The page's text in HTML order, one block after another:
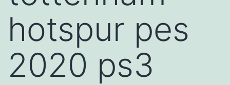
hotspur pes
2020 ps3